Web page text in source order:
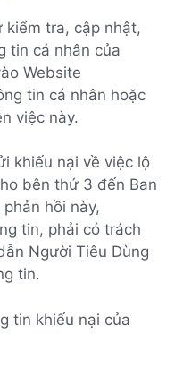
kiểm tra, cập nhật,
tin cá nhân của
Website
tin cá nhân hoặc
việc này.
khiếu nại về việc lộ
bên thứ 3 đến Ban
hồi này,
tin, phải có trách
Người Tiêu Dùng
tin.
tin khiếu nại của